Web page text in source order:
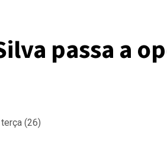
passa a